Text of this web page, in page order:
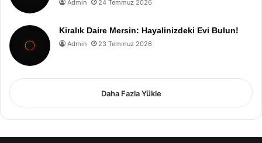
Admin 24 Temmuz 2026
Kiralık Daire Mersin: Hayalinizdeki Evi Bulun!
Admin 23 Temmuz 2026
Daha Fazla Yükle